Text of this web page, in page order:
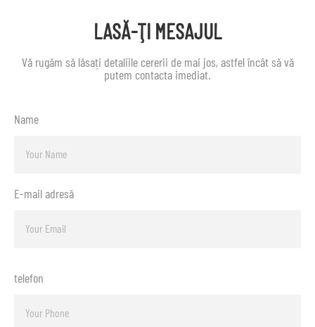
LASĂ-ŢI MESAJUL
Vă rugăm să lăsați detaliile cererii de mai jos, astfel încât să vă
putem contacta imediat.
Name
E-mail adresă
telefon